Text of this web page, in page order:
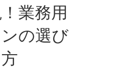
業務用
の選び
方